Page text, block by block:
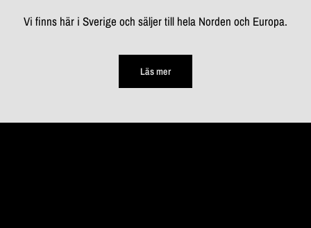
Vi finns här i Sverige och säljer till hela Norden och Europa.
Läs mer